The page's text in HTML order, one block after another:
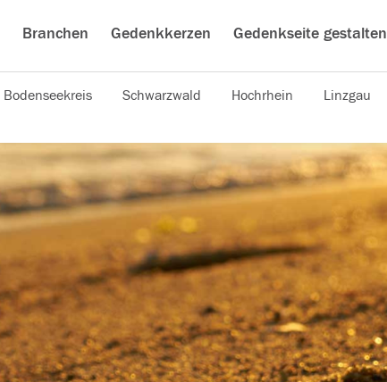
Branchen Gedenkkerzen Gedenkseite gestalten
Bodenseekreis Schwarzwald Hochrhein Linzgau